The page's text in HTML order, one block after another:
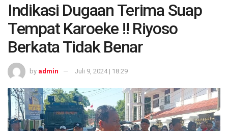
Indikasi Dugaan Terima Suap
Tempat Karoeke !! Riyoso
Berkata Tidak Benar
by admin Juli 9, 2024 | 18:29